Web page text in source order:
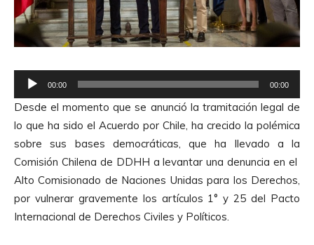
e
p
r
o
d
u
c
t
00:00 00:00
Desde el momento que se anunció la tramitación legal de
lo que ha sido el Acuerdo por Chile, ha crecido la polémica
sobre sus bases democráticas, que ha llevado a la
Comisión Chilena de DDHH a levantar una denuncia en el
Alto Comisionado de Naciones Unidas para los Derechos,
por vulnerar gravemente los artículos 1° y 25 del Pacto
Internacional de Derechos Civiles y Políticos.